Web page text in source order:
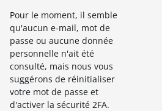
Pour le moment, il semble
qu'aucun e-mail, mot de
passe ou aucune donnée
personnelle n'ait été
consulté, mais nous vous
suggérons de réinitialiser
votre mot de passe et
d'activer la sécurité 2FA.